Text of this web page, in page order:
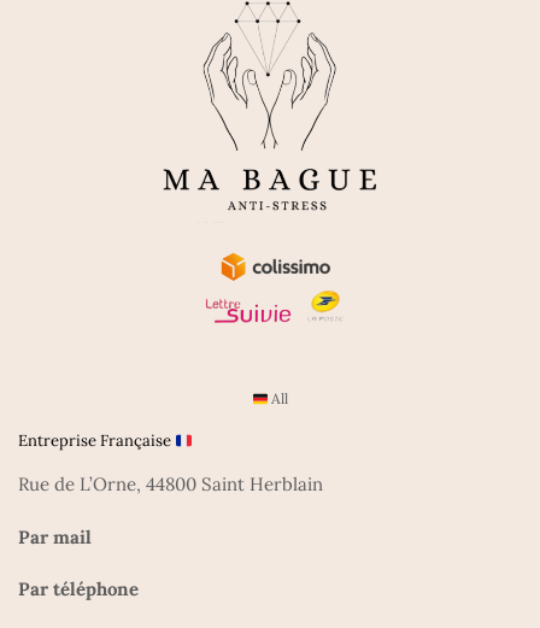
All
Entreprise Française
Rue de L’Orne, 44800 Saint Herblain
Par mail
Par téléphone